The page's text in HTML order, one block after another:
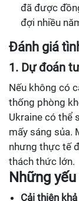
đã được
đợi nhiều
Đánh giá
1. Dự đoán
Nếu không có
thống phòng
Ukraine có thể
mấy sáng sủa.
nhưng thực tế
thách thức lớn.
Những
Cải thiện